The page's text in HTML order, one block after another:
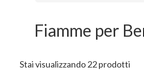
Fiamme per
Stai visualizzando 22 prodotti